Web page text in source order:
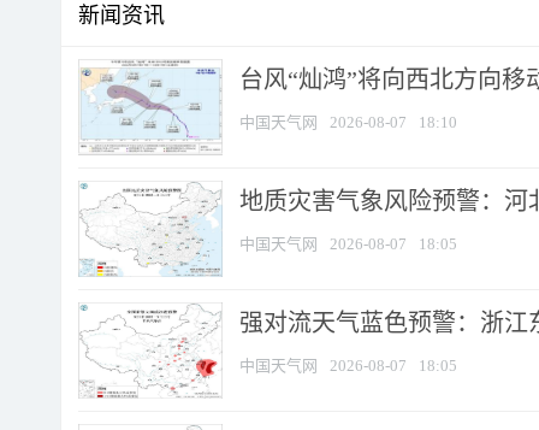
新闻资讯
台风“灿鸿”将向西北方向移
中国天气网 2026-08-07 18:10
地质灾害气象风险预警：河
中国天气网 2026-08-07 18:05
强对流天气蓝色预警：浙江
中国天气网 2026-08-07 18:05